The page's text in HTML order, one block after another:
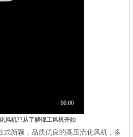
风机??从了解锦工风机开始
式新颖，品质优良的高压流化风机，多